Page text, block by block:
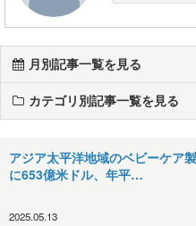
月別記事一覧を見る
カテゴリ別記事一覧を見る
アジア太平洋地域のベビーケア
に653億米ドル、年平…
2025.05.13